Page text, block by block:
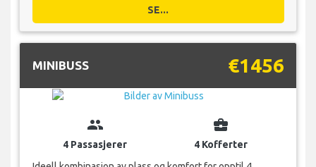
SE...
MINIBUSS €1456
group
4 Passasjerer
business_center
4 Kofferter